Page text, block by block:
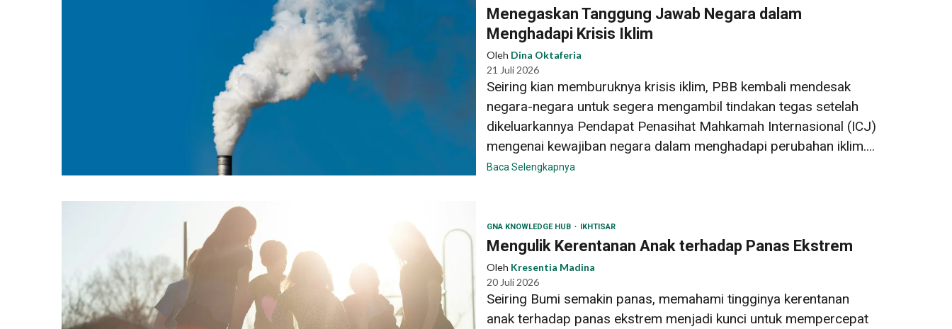
Menegaskan Tanggung Jawab Negara dalam
Menghadapi Krisis Iklim
Oleh Dina Oktaferia
21 Juli 2026
Seiring kian memburuknya krisis iklim, PBB kembali mendesak
negara-negara untuk segera mengambil tindakan tegas setelah
dikeluarkannya Pendapat Penasihat Mahkamah Internasional (ICJ)
mengenai kewajiban negara dalam menghadapi perubahan iklim....
Baca Selengkapnya
GNA KNOWLEDGE HUB IKHTISAR
Mengulik Kerentanan Anak terhadap Panas Ekstrem
Oleh Kresentia Madina
20 Juli 2026
Seiring Bumi semakin panas, memahami tingginya kerentanan
anak terhadap panas ekstrem menjadi kunci untuk mempercepat